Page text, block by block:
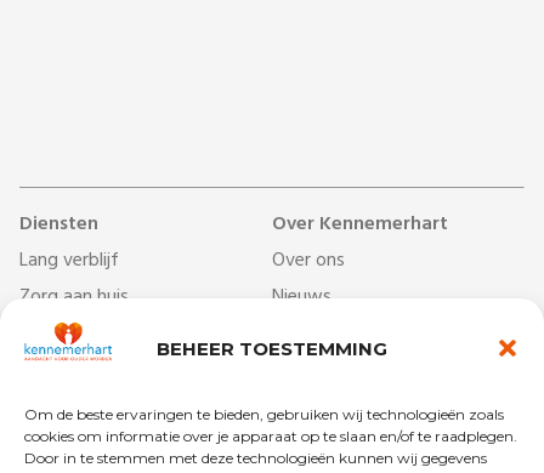
BEHEER TOESTEMMING
Om de beste ervaringen te bieden, gebruiken wij technologieën zoals
cookies om informatie over je apparaat op te slaan en/of te raadplegen.
Door in te stemmen met deze technologieën kunnen wij gegevens
Diensten
Lang verblijf
Zorg aan huis
Dag- & ontmoetingscentra
Behandelcentrum
Revalidatie
Kort verblijf
Over Kennemerhart
Over ons
Nieuws
Werken bij
Begrippenlijst
Vrijwilligers